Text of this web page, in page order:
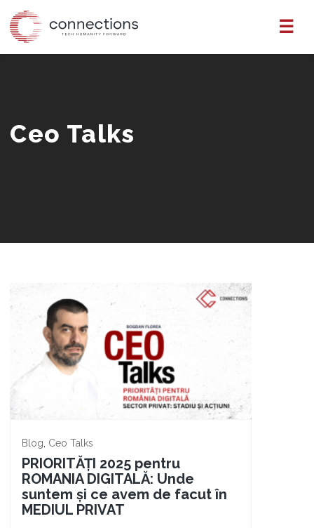
Skip
to
☰
Ceo Talks
Blog Ceo Talks
PRIORITĂȚI 2025 pentru
ROMANIA DIGITALĂ: Unde
suntem și ce avem de facut în
MEDIUL PRIVAT